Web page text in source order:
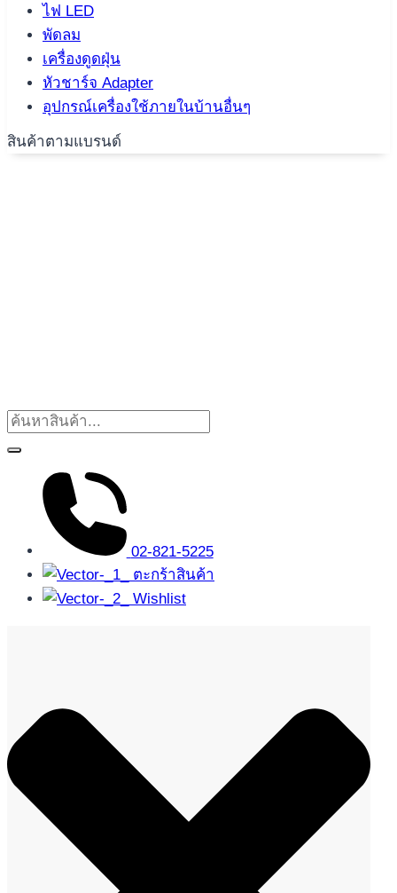
ไฟ LED
พัดลม
เครื่องดูดฝุ่น
หัวชาร์จ Adapter
อุปกรณ์เครื่องใช้ภายในบ้านอื่นๆ
สินค้าตามแบรนด์
02-821-5225
ตะกร้าสินค้า
Wishlist